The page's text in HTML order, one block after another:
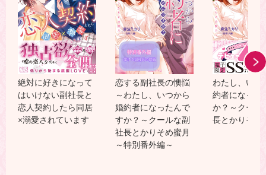
絶対に好きになって
はいけない副社長と
恋人契約したら同居
×溺愛されています
恋する副社長の懊悩
～わたし、いつから
婚約者になったんで
すか？～クールな副
社長とかりそめ蜜月
～特別番外編～
わたし、いつ
約者になった
か？～クール
長とかりそめ